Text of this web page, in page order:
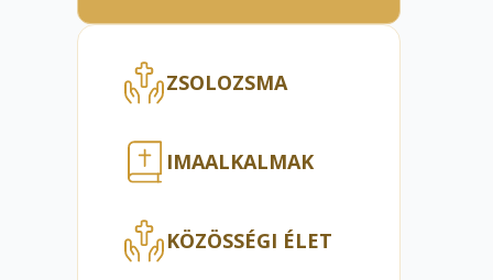
ZSOLOZSMA
IMAALKALMAK
KÖZÖSSÉGI ÉLET